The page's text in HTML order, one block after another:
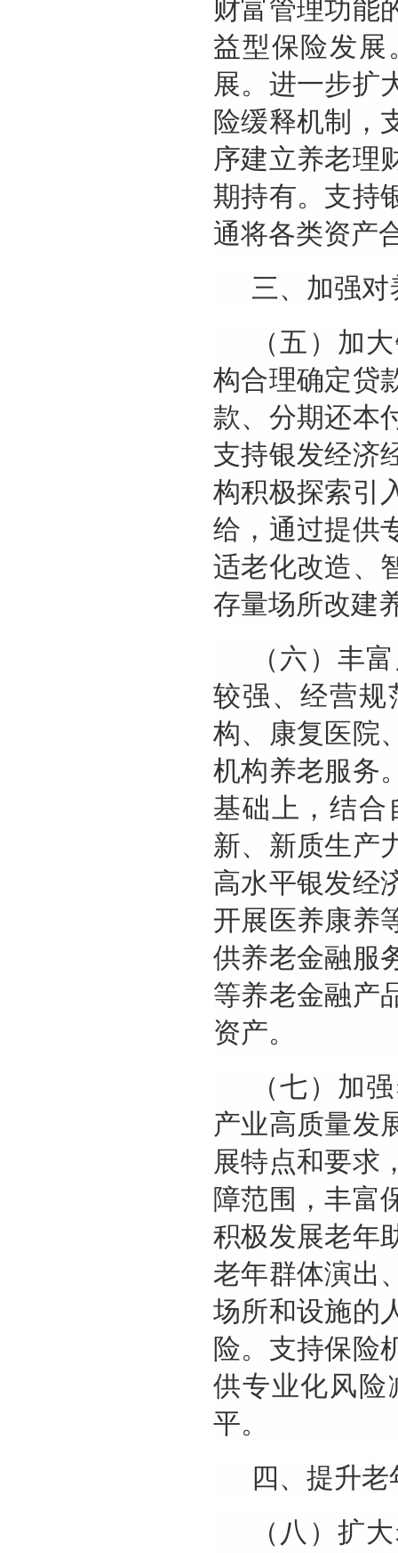
财富管理功能
益型保险发展
展。进一步扩
险缓释机制，
序建立养老理
期持有。支持
通将各类资产
三、加强
（五）加
构合理确定贷
款、分期还本
支持银发经济
构积极探索引
给，通过提供
适老化改造、
存量场所改建
（六）丰
较强、经营规
构、康复医院
机构养老服务
基础上，结合
新、新质生产
高水平银发经
开展医养康养
供养老金融服
等养老金融产
资产。
（七）加
产业高质量发
展特点和要求
障范围，丰富
积极发展老年
老年群体演出
场所和设施的
险。支持保险
供专业化风险
平。
四、提升
（八）扩